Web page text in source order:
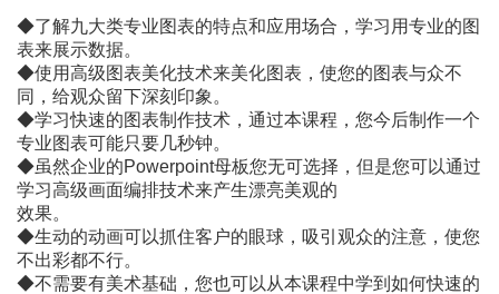
◆了解九大类专业图表的特点和应用场合，学习用专业的图
表来展示数据。
◆使用高级图表美化技术来美化图表，使您的图表与众不
同，给观众留下深刻印象。
◆学习快速的图表制作技术，通过本课程，您今后制作一个
专业图表可能只要几秒钟。
◆虽然企业的Powerpoint母板您无可选择，但是您可以通过
学习高级画面编排技术来产生漂亮美观的
效果。
◆生动的动画可以抓住客户的眼球，吸引观众的注意，使您
不出彩都不行。
◆不需要有美术基础，您也可以从本课程中学到如何快速的